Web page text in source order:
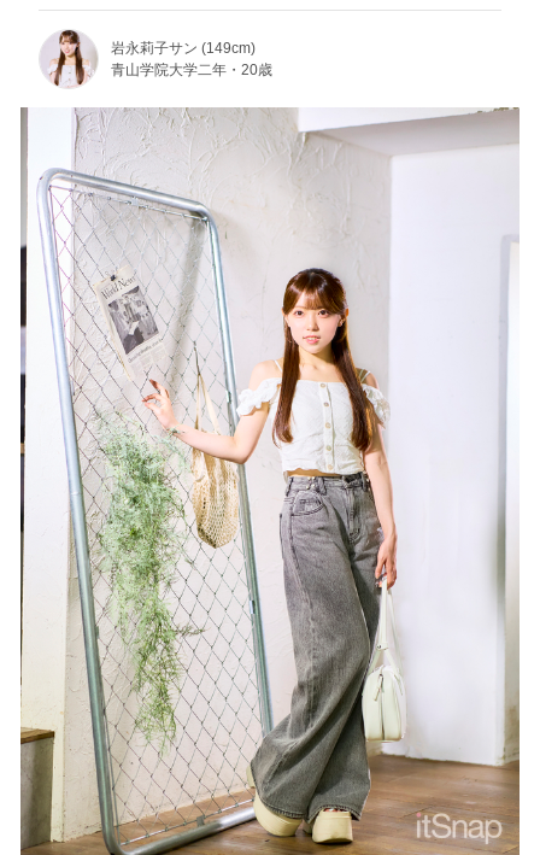
岩永莉子サン (149cm)
青山学院大学二年・20歳